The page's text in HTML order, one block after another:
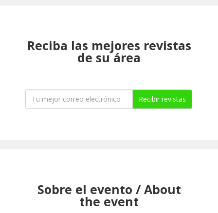
Reciba las mejores revistas
de su área
Recibir revistas
Sobre el evento / About
the event